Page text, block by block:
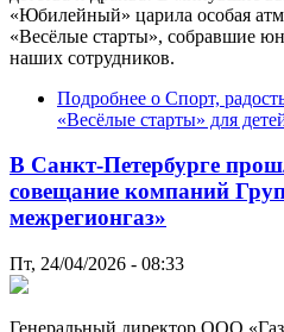
«Юбилейный» царила особая
«Весёлые старты», собравшие
наших сотрудников.
Подробнее о Спорт,
«Весёлые старты» для
В Санкт-Петербурге
совещание компаний
межрегионгаз»
Пт, 24/04/2026 - 08:33
Генеральный директор ООО